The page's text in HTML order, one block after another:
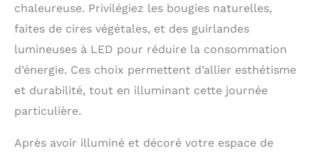
chaleureuse. Privilégiez les bougies naturelles,
faites de cires végétales, et des guirlandes
lumineuses à LED pour réduire la consommation
d’énergie. Ces choix permettent d’allier esthétisme
et durabilité, tout en illuminant cette journée
particulière.
Après avoir illuminé et décoré votre espace de